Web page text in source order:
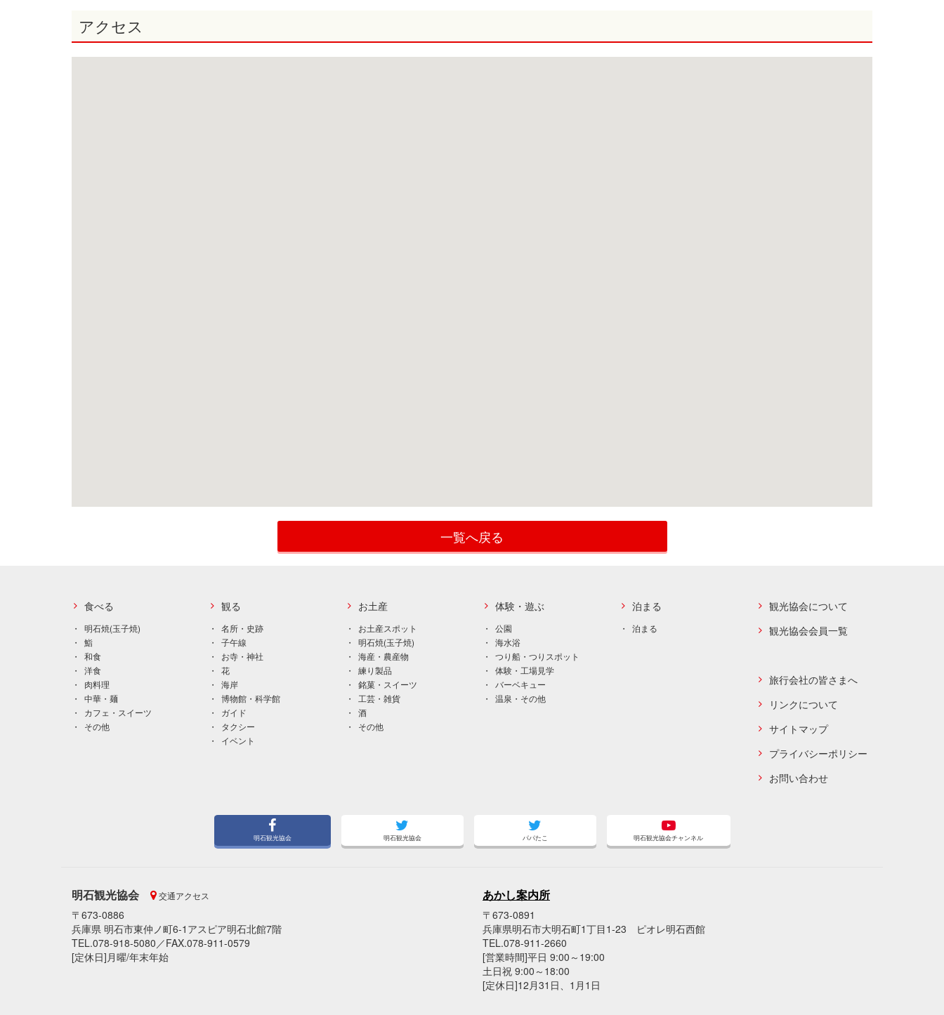
アクセス
一覧へ戻る
食べる
明石焼(玉子焼)
鮨
和食
洋食
肉料理
中華・麺
カフェ・スイーツ
その他
観る
名所・史跡
子午線
お寺・神社
花
海岸
博物館・科学館
ガイド
タクシー
イベント
お土産
お土産スポット
明石焼(玉子焼)
海産・農産物
練り製品
銘菓・スイーツ
工芸・雑貨
酒
その他
体験・遊ぶ
公園
海水浴
つり船・つりスポット
体験・工場見学
バーベキュー
温泉・その他
泊まる
泊まる
観光協会について
観光協会会員一覧
旅行会社の皆さまへ
リンクについて
サイトマップ
プライバシーポリシー
お問い合わせ
明石観光協会 明石観光協会 パパたこ 明石観光協会チャンネル
明石観光協会 交通アクセス
〒673-0886
兵庫県 明石市東仲ノ町6-1アスピア明石北館7階
TEL.078-918-5080／FAX.078-911-0579
[定休日]月曜/年末年始
あかし案内所
〒673-0891
兵庫県明石市大明石町1丁目1-23 ピオレ明石西館
TEL.078-911-2660
[営業時間]平日 9:00～19:00
土日祝 9:00～18:00
[定休日]12月31日、1月1日